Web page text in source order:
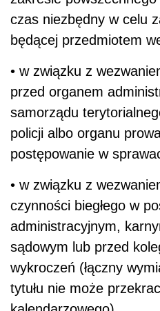
czas niezbędny w celu
będącej przedmiotem
• w związku z
przed organem
samorządu
policji albo organu
postępowanie w
• w związku z
czynności biegłego w
administracyjnym,
sądowym lub przed
wykroczeń (łączny
tytułu nie może